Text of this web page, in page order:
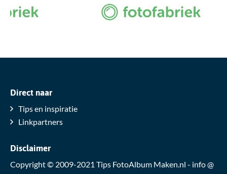
Direct naar
Tips en inspiratie
Linkpartners
Disclaimer
Copyright © 2009-2021 Tips FotoAlbum Maken.nl - info @